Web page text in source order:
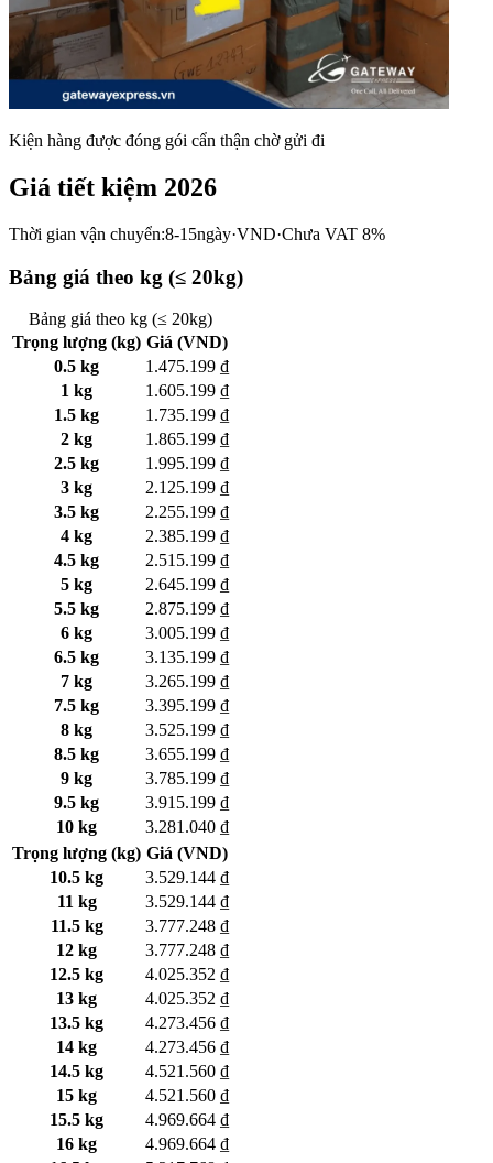
Kiện hàng được đóng gói cẩn thận chờ gửi đi
Giá tiết kiệm 2026
Thời gian vận chuyển:8-15ngày·VND·Chưa VAT 8%
Bảng giá theo kg (≤ 20kg)
Bảng giá theo kg (≤ 20kg)
Trọng lượng (kg) Giá (VND)
0.5 kg
1.475.199 ₫
1 kg
1.605.199 ₫
1.5 kg
1.735.199 ₫
2 kg
1.865.199 ₫
2.5 kg
1.995.199 ₫
3 kg
2.125.199 ₫
3.5 kg
2.255.199 ₫
4 kg
2.385.199 ₫
4.5 kg
2.515.199 ₫
5 kg
2.645.199 ₫
5.5 kg
2.875.199 ₫
6 kg
3.005.199 ₫
6.5 kg
3.135.199 ₫
7 kg
3.265.199 ₫
7.5 kg
3.395.199 ₫
8 kg
3.525.199 ₫
8.5 kg
3.655.199 ₫
9 kg
3.785.199 ₫
9.5 kg
3.915.199 ₫
10 kg
3.281.040 ₫
Trọng lượng (kg) Giá (VND)
10.5 kg
3.529.144 ₫
11 kg
3.529.144 ₫
11.5 kg
3.777.248 ₫
12 kg
3.777.248 ₫
12.5 kg
4.025.352 ₫
13 kg
4.025.352 ₫
13.5 kg
4.273.456 ₫
14 kg
4.273.456 ₫
14.5 kg
4.521.560 ₫
15 kg
4.521.560 ₫
15.5 kg
4.969.664 ₫
16 kg
4.969.664 ₫